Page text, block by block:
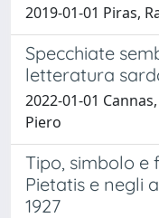
2019-01-01 Piras,
Specchiate
letteratura
2022-01-01
Piero
Tipo, simbolo e
Pietatis e negli
1927